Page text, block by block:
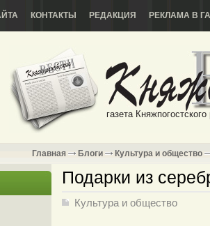
КОНТАКТЫ РЕДАКЦИЯ РЕКЛАМА В
газета
Главная Блоги Культура и общество
Подарки из
Культура и общество